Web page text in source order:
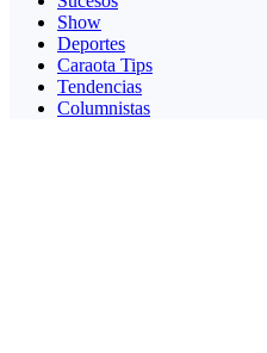
Show
Deportes
Caraota Tips
Tendencias
Columnistas